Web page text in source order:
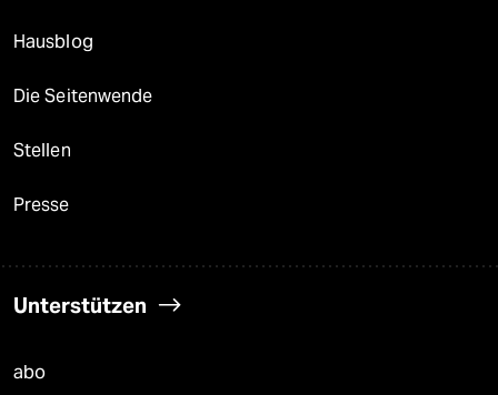
Hausblog
Die Seitenwende
Stellen
Presse
Unterstützen
abo